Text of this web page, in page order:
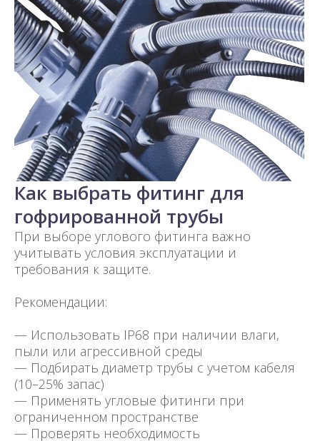
Как выбрать фитинг для
гофрированной трубы
При выборе углового фитинга важно
учитывать условия эксплуатации и
требования к защите.
Рекомендации:
— Использовать IP68 при наличии влаги,
пыли или агрессивной среды
— Подбирать диаметр трубы с учетом кабеля
(10–25% запас)
— Применять угловые фитинги при
ограниченном пространстве
— Проверять необходимость